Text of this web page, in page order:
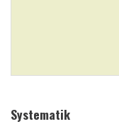
Systematik